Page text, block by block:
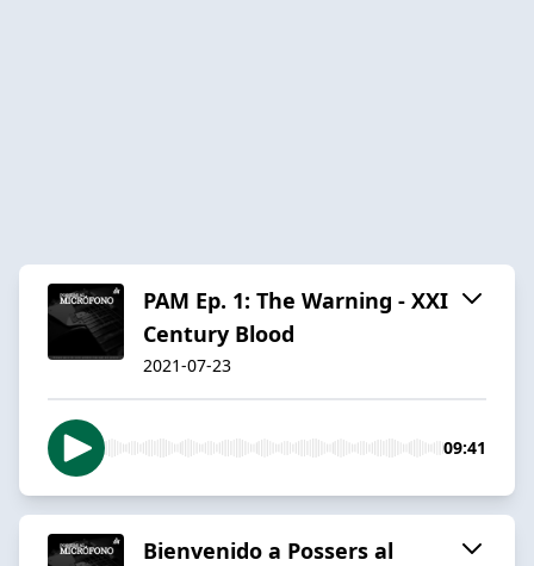
PAM Ep. 1: The Warning - XXI
Century Blood
2021-07-23
09:41
Bienvenido a Possers al